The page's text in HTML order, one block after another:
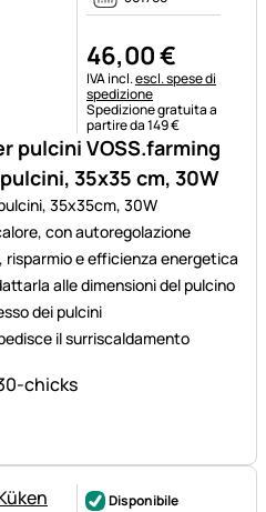
pulcini VOSS.farming
35x35 cm, 30W
35x35cm, 30W
con autoregolazione
e efficienza energetica
alle dimensioni del pulcino
dei pulcini
il surriscaldamento
46,00€
Informazioni fiscali:
IVA incl.escl. spese di
spedizione
Spedizione gratuita a
partire da 149 €
Disponibile